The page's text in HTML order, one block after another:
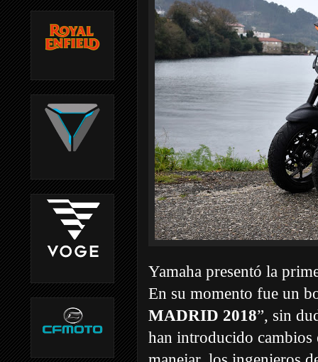
Yamaha presentó la
En su momento fue un
MADRID 2018”, sin
han introducido cambios